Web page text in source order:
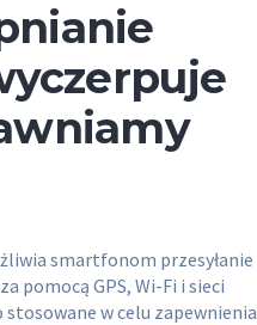
smartfonom przesyłanie
pomocą GPS, Wi-Fi i sieci
w celu zapewnienia